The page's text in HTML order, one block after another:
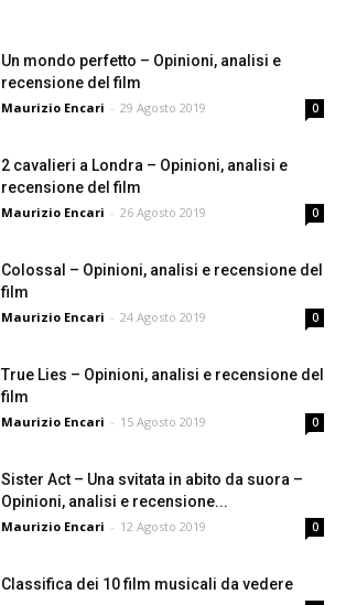
Un mondo perfetto – Opinioni, analisi e
recensione del film
Maurizio Encari - 29 Agosto 2019 0
2 cavalieri a Londra – Opinioni, analisi e
recensione del film
Maurizio Encari - 26 Agosto 2019 0
Colossal – Opinioni, analisi e recensione del
film
Maurizio Encari - 24 Agosto 2019 0
True Lies – Opinioni, analisi e recensione del
film
Maurizio Encari - 15 Agosto 2019 0
Sister Act – Una svitata in abito da suora –
Opinioni, analisi e recensione...
Maurizio Encari - 12 Agosto 2019 0
Classifica dei 10 film musicali da vedere